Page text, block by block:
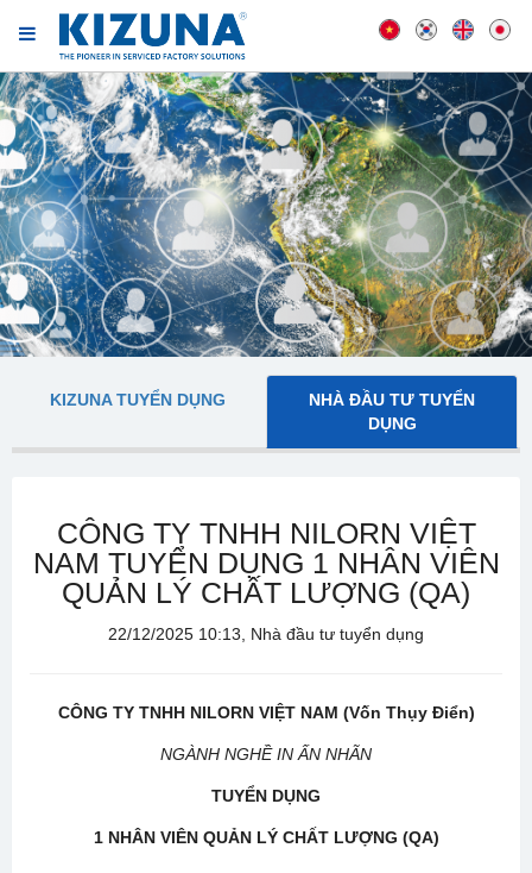
KIZUNA TUYỂN DỤNG
NHÀ ĐẦU TƯ TUYỂN
DỤNG
CÔNG TY TNHH NILORN VIỆT
NAM TUYỂN DỤNG 1 NHÂN VIÊN
QUẢN LÝ CHẤT LƯỢNG (QA)
22/12/2025 10:13, Nhà đầu tư tuyển dụng
CÔNG TY TNHH NILORNVIỆT NAM (Vốn Thụy Điển)
NGÀNH NGHỀ IN ẤN NHÃN
TUYỂN DỤNG
1NHÂN VIÊN QUẢN LÝ CHẤT LƯỢNG (QA)